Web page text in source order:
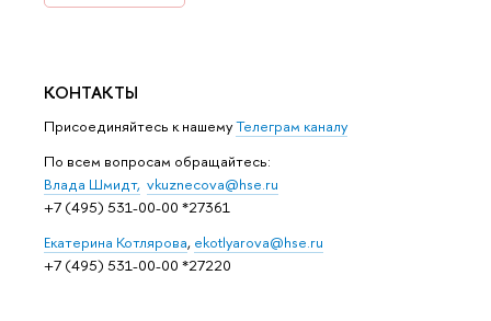
КОНТАКТЫ
Присоединяйтесь к нашемуТелеграм каналу
По всем вопросам обращайтесь:
Влада Шмидт, vkuznecova@hse.ru
+7 (495) 531-00-00 *27361
Eкатерина Котлярова, ekotlyarova@hse.ru
+7 (495) 531-00-00 *27220